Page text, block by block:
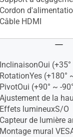
Cordon
Câble HDMI
InclinaisonOui (+35°
RotationYes (+180°
PivotOui (+90° ~ -
Ajustement de la
Effets lumineuxS/O
Capteur de lumière
Montage mural